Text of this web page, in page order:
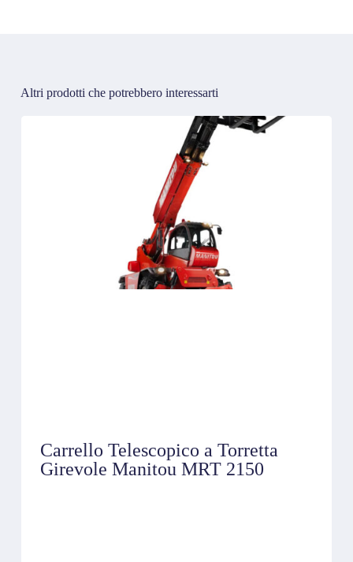
Altri prodotti che potrebbero interessarti
Carrello Telescopico a Torretta
Girevole Manitou MRT 2150